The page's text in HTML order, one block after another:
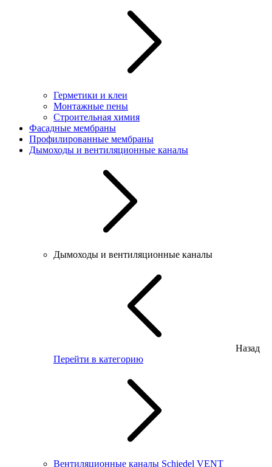
Герметики и клеи
Монтажные пены
Строительная химия
Фасадные мембраны
Профилированные мембраны
Дымоходы и вентиляционные каналы
Дымоходы и вентиляционные каналы
Назад
Перейти в категорию
Вентиляционные каналы Schiedel VENT